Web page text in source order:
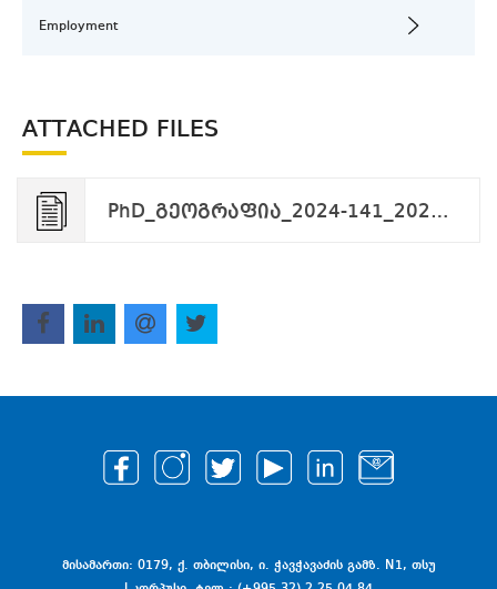
Employment
ATTACHED FILES
PhD_გეოგრაფია_2024-141_2024-12-24.pdf
მისამართი: 0179, ქ. თბილისი, ი. ჭავჭავაძის გამზ. N1, თსუ